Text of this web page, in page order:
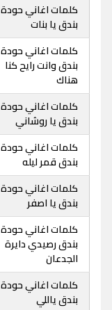
كلمات اغاني حودة
بندق يا بنات
كلمات اغاني حودة
بندق وانت رايح كنا
هناك
كلمات اغاني حودة
بندق يا روشاني
كلمات اغاني حودة
بندق قمر ليله
كلمات اغاني حودة
بندق يا اصفر
كلمات اغاني حودة
بندق رصيدي دايرة
الجدعان
كلمات اغاني حودة
بندق ياللي